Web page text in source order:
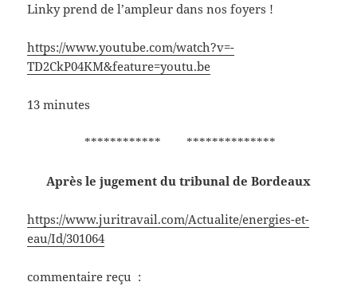
Linky prend de l’ampleur dans nos foyers !
https://www.youtube.com/watch?v=-
TD2CkP04KM&feature=youtu.be
13 minutes
************ **************
Après le jugement du tribunal de Bordeaux
https://www.juritravail.com/Actualite/energies-et-
eau/Id/301064
commentaire reçu :